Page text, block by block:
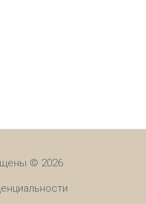
© 2026